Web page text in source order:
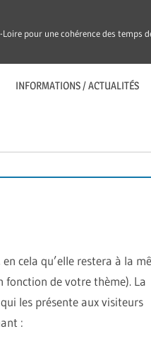
pour une cohérence des temps
INFORMATIONS / ACTUALITÉS
cela qu’elle restera à la
fonction de votre thème). La
les présente aux visiteurs
: